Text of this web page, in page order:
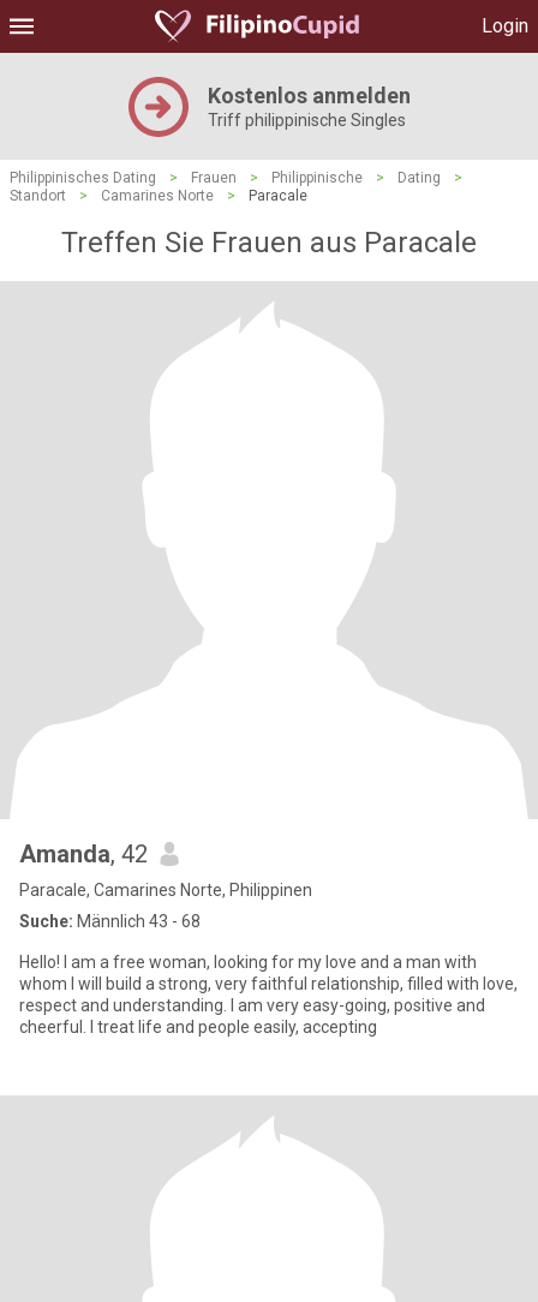
Login
Kostenlos anmelden
Triff philippinische Singles
Philippinisches Dating > Frauen > Philippinische > Dating
>
Standort
> Camarines Norte > Paracale
Treffen Sie Frauen aus Paracale
Amanda, 42
Paracale, Camarines Norte, Philippinen
Suche: Männlich 43 - 68
Hello! I am a free woman, looking for my love and a man with
whom I will build a strong, very faithful relationship, filled with love,
respect and understanding. I am very easy-going, positive and
cheerful. I treat life and people easily, accepting